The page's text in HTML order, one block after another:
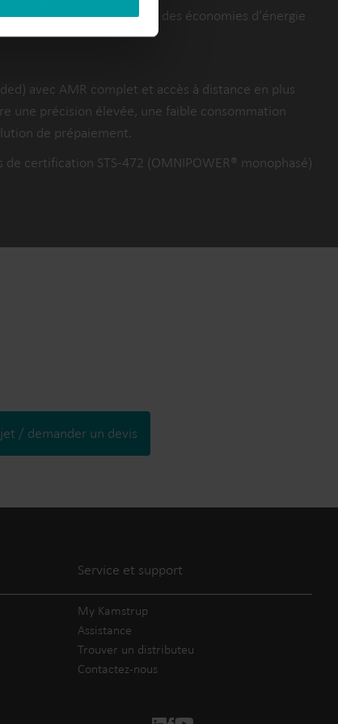
de réaliser des économies d’énergie
avec AMR complet et accès à distance en plus
une précision élevée, une faible consommation
de prépaiement.
certification STS-472 (OMNIPOWER® monophasé)
/ demander un devis
Service et support
My Kamstrup
Assistance
Trouver un distributeu
Contactez-nous